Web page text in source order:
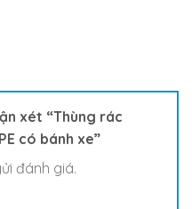
xét “Thùng rác
có bánh xe”
đánh giá.